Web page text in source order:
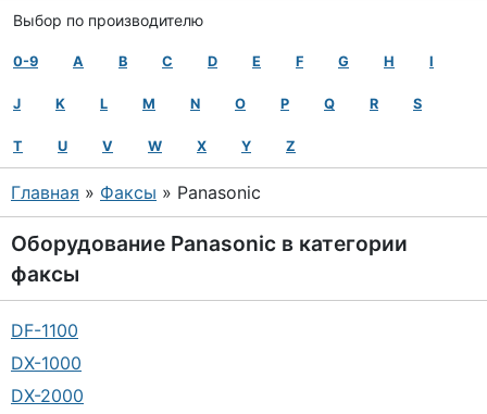
Выбор по производителю
0-9 A B C D E F G H I
J K L M N O P Q R S
T U V W X Y Z
Главная » Факсы » Panasonic
Оборудование Panasonic в категории
факсы
DF-1100
DX-1000
DX-2000